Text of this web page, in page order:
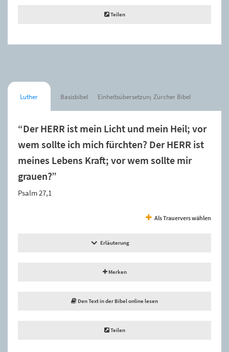
Teilen
Luther Basisbibel Einheitsübersetzung Zürcher Bibel
“Der HERR ist mein Licht und mein Heil; vor
wem sollte ich mich fürchten? Der HERR ist
meines Lebens Kraft; vor wem sollte mir
grauen?”
Psalm 27,1
Als Trauervers wählen
Erläuterung
Merken
Den Text in der Bibel online lesen
Teilen